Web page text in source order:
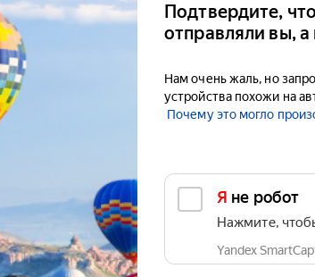
Подтвердите,
отправляли вы,
Нам очень жаль, но
устройства похожи на
Почему это могло
Я не робот
Нажмите,
Yandex